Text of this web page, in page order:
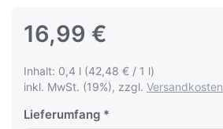
16,99 €
Inhalt: 0,4 l (42,48 € / 1 l)
inkl. MwSt. (19%), zzgl. Versandkosten
Lieferumfang